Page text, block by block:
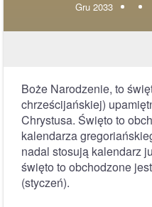
Gru 2033
Boże Narodzenie, to
chrześcijańskiej)
Chrystusa. Święto to
kalendarza
nadal stosują kalendarz
święto to obchodzone
(styczeń).